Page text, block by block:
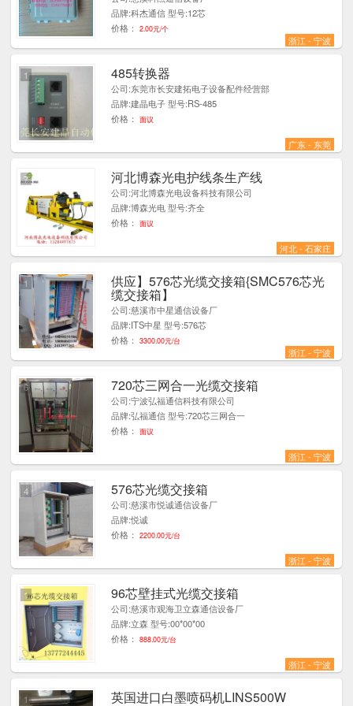
品牌:科杰通信 型号:12芯
价格：
2.00元/个
浙江 - 宁波
485转换器
公司:东莞市长安建拓电子设备配件经营部
品牌:建晶电子 型号:RS-485
价格：
面议
广东 - 东莞
1
河北博森光电护线条生产线
公司:河北博森光电设备科技有限公司
品牌:博森光电 型号:齐全
价格：
面议
河北 - 石家庄
7
供应】576芯光缆交接箱{SMC576芯光
缆交接箱】
公司:慈溪市中星通信设备厂
品牌:ITS中星 型号:576芯
价格：
3300.00元/台
浙江 - 宁波
1
720芯三网合一光缆交接箱
公司:宁波弘福通信科技有限公司
品牌:弘福通信 型号:720芯三网合一
价格：
面议
浙江 - 宁波
6
576芯光缆交接箱
公司:慈溪市悦诚通信设备厂
品牌:悦诚
价格：
2200.00元/台
浙江 - 宁波
4
96芯壁挂式光缆交接箱
公司:慈溪市观海卫立森通信设备厂
品牌:立森 型号:00*00*00
价格：
888.00元/台
浙江 - 宁波
1
英国进口白墨喷码机LINS500W
1